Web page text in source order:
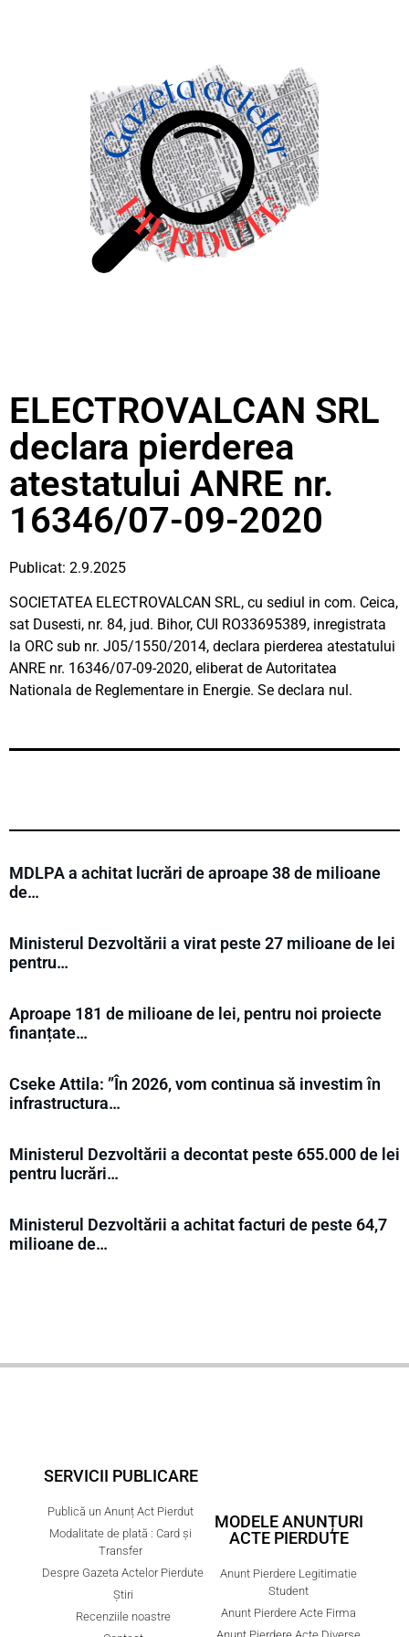
ELECTROVALCAN SRL
declara pierderea
atestatului ANRE nr.
16346/07-09-2020
Publicat: 2.9.2025
SOCIETATEA ELECTROVALCAN SRL, cu sediul in com. Ceica,
sat Dusesti, nr. 84, jud. Bihor, CUI RO33695389, inregistrata
la ORC sub nr. J05/1550/2014, declara pierderea atestatului
ANRE nr. 16346/07-09-2020, eliberat de Autoritatea
Nationala de Reglementare in Energie. Se declara nul.
MDLPA a achitat lucrări de aproape 38 de milioane
de…
Ministerul Dezvoltării a virat peste 27 milioane de lei
pentru…
Aproape 181 de milioane de lei, pentru noi proiecte
finanțate…
Cseke Attila: ”În 2026, vom continua să investim în
infrastructura…
Ministerul Dezvoltării a decontat peste 655.000 de lei
pentru lucrări…
Ministerul Dezvoltării a achitat facturi de peste 64,7
milioane de…
SERVICII PUBLICARE
Publică un Anunț Act Pierdut
Modalitate de plată : Card și
Transfer
Despre Gazeta Actelor Pierdute
Știri
Recenziile noastre
MODELE ANUNȚURI
ACTE PIERDUTE
Anunt Pierdere Legitimatie
Student
Anunt Pierdere Acte Firma